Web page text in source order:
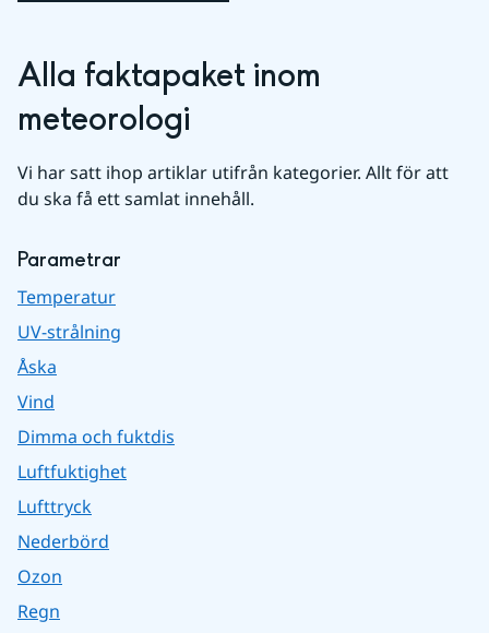
Alla faktapaket inom
meteorologi
Vi har satt ihop artiklar utifrån kategorier. Allt för att
du ska få ett samlat innehåll.
Parametrar
Temperatur
UV-strålning
Åska
Vind
Dimma och fuktdis
Luftfuktighet
Lufttryck
Nederbörd
Ozon
Regn